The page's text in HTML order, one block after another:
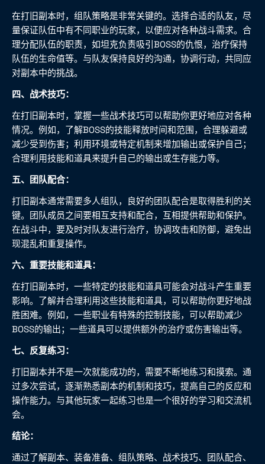
在打旧副本时，组队策略是非常关键的。选择合适的队友，尽
量保证队伍中有不同职业的玩家，以便应对各种战斗需求。合
理分配队伍的职责，如坦克负责吸引BOSS的仇恨，治疗保持
队伍的生命值等。与队友保持良好的沟通，协调行动，共同应
对副本中的挑战。
四、战术技巧：
在打旧副本时，掌握一些战术技巧可以帮助你更好地应对各种
情况。例如，了解BOSS的技能释放时间和范围，合理躲避或
减少受到伤害；利用环境或特定机制来增加输出或保护自己；
合理利用技能和道具来提升自己的输出或生存能力等。
五、团队配合：
打旧副本通常需要多人组队，良好的团队配合是取得胜利的关
键。团队成员之间要相互支持和配合，互相提供帮助和保护。
在战斗中，要及时对队友进行治疗，协调攻击和防御，避免出
现混乱和重复操作。
六、重要技能和道具：
在打旧副本时，一些特定的技能和道具可能会对战斗产生重要
影响。了解并合理利用这些技能和道具，可以帮助你更好地战
胜困难。例如，一些职业有特殊的控制技能，可以帮助减少
BOSS的输出；一些道具可以提供额外的治疗或伤害输出等。
七、反复练习：
打旧副本并不是一次就能成功的，需要不断地练习和摸索。通
过多次尝试，逐渐熟悉副本的机制和技巧，提高自己的反应和
操作能力。与其他玩家一起练习也是一个很好的学习和交流机
会。
结论：
通过了解副本、装备准备、组队策略、战术技巧、团队配合、